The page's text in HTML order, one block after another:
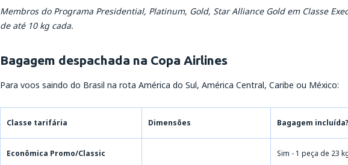
Membros do Programa Presidential, Platinum, Gold, Star Alliance Gold em Classe
de até 10 kg cada.
Bagagem despachada na Copa Airlines
Para voos saindo do Brasil na rota América do Sul, América Central, Caribe ou México:
Classe tarifária Dimensões Bagagem incluída?
Econômica Promo/Classic Sim - 1 peça de 23